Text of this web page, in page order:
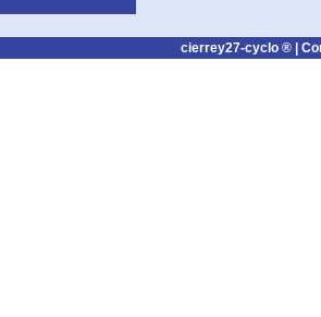
cierrey27-cyclo ® |